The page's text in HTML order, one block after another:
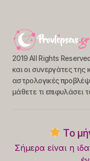
2019 All Rights
και οι συνεργάτες
αστρολογικές
μάθετε τι επιφυλάσει
Το
Σήμερα είναι η